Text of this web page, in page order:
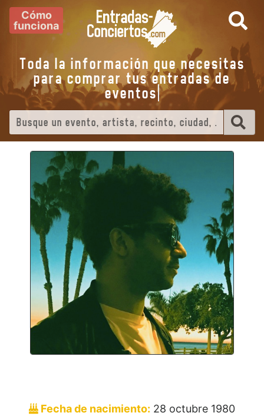
Cómo
funciona
Toda la información que necesitas
para comprar tus entradas de
eventos
Fecha de nacimiento: 28 octubre 1980